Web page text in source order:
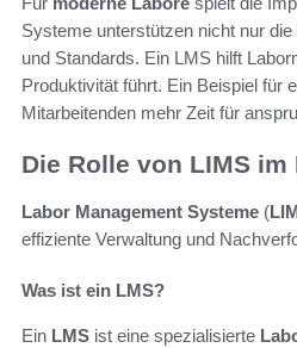
Systeme unterstützen nicht nur
und Standards. Ein LMS hilft
Produktivität führt. Ein Beispiel für
Mitarbeitenden mehr Zeit für
Die Rolle von LIMS
Labor Management Systeme (
effiziente Verwaltung und
Was ist ein LMS?
Ein LMS ist eine spezialisierte